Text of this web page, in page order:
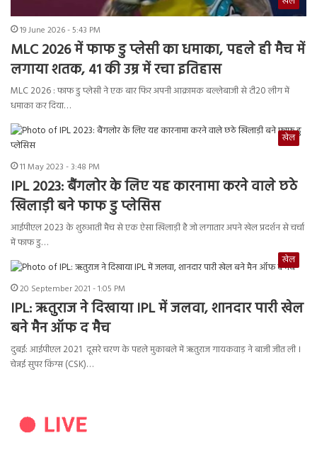
19 June 2026 - 5:43 PM
MLC 2026 में फाफ डु प्लेसी का धमाका, पहले ही मैच में
लगाया शतक, 41 की उम्र में रचा इतिहास
MLC 2026 : फाफ डु प्लेसी ने एक बार फिर अपनी आक्रामक बल्लेबाजी से टी20 लीग में
धमाका कर दिया…
खेल
11 May 2023 - 3:48 PM
IPL 2023: बैंगलोर के लिए यह कारनामा करने वाले छठे
खिलाड़ी बने फाफ डु प्लेसिस
आईपीएल 2023 के शुरुआती मैच से एक ऐसा खिलाड़ी है जो लगातार अपने खेल प्रदर्शन से चर्चा
में फाफ डु…
खेल
20 September 2021 - 1:05 PM
IPL: ऋतुराज ने दिखाया IPL में जलवा, शानदार पारी खेल
बने मैन ऑफ द मैच
दुबई: आईपीएल 2021 दूसरे चरण के पहले मुकाबले में ऋतुराज गायकवाड़‌ ने बाजी जीत ली ।
चेन्नई सुपर किंग्स (CSK)…